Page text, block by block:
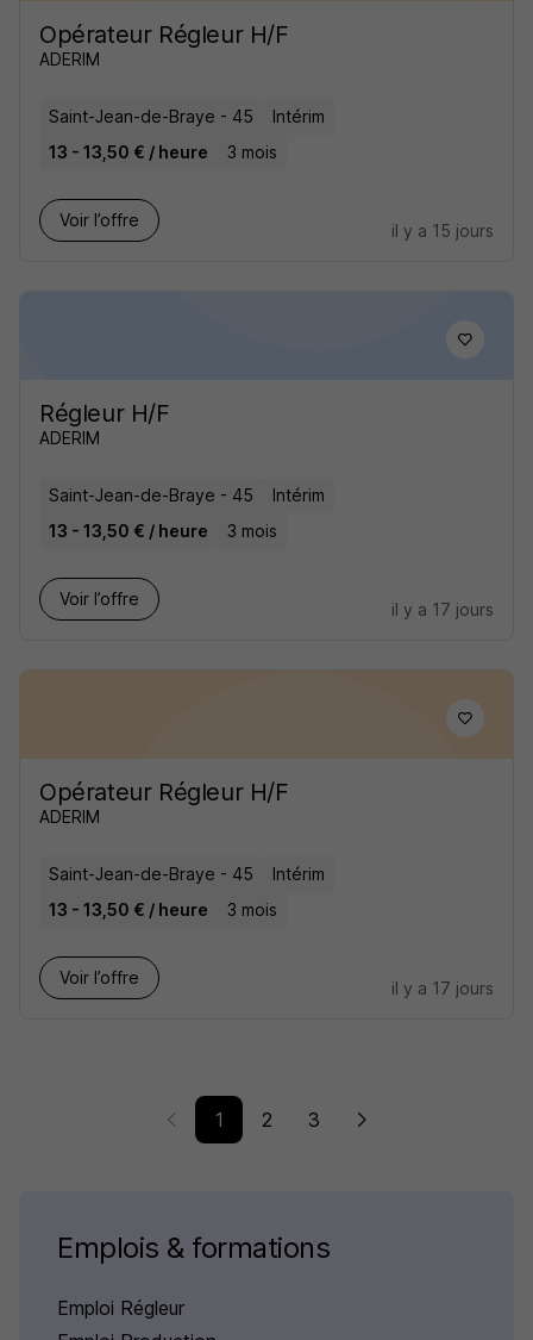
Opérateur Régleur H/F
ADERIM
Saint-Jean-de-Braye - 45
Intérim
13 - 13,50 € / heure
3 mois
Voir l’offre
il y a 15 jours
Régleur H/F
ADERIM
Saint-Jean-de-Braye - 45
Intérim
13 - 13,50 € / heure
3 mois
Voir l’offre
il y a 17 jours
Opérateur Régleur H/F
ADERIM
Saint-Jean-de-Braye - 45
Intérim
13 - 13,50 € / heure
3 mois
Voir l’offre
il y a 17 jours
1 2 3
Emplois & formations
Emploi Régleur